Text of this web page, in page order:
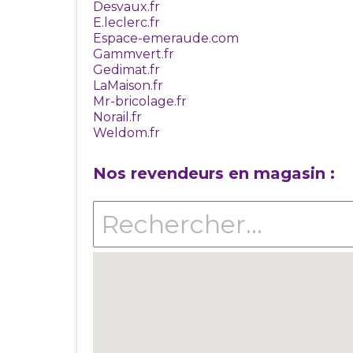
Desvaux.fr
E.leclerc.fr
Espace-emeraude.com
Gammvert.fr
Gedimat.fr
LaMaison.fr
Mr-bricolage.fr
Norail.fr
Weldom.fr
Nos revendeurs en magasin :